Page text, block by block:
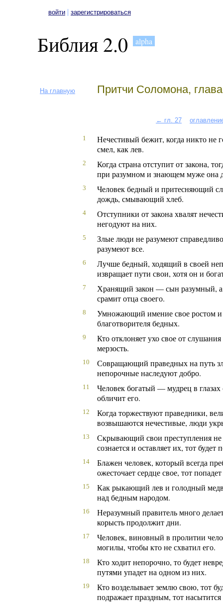
войти | зарегистрироваться
Библия 2.0 alpha
На главную Притчи Соломона,
← гл. 27
1
Нечестивый бежит, когда никто не
смел, как лев.
2
Когда страна отступит от закона,
при разумном и знающем муже она
3
Человек бедный и притесняющий
дождь, смывающий хлеб.
4
Отступники от закона хвалят
негодуют на них.
5
Злые люди не разумеют
разумеют все.
6
Лучше бедный, ходящий в своей
извращает пути свои, хотя он и
7
Хранящий закон — сын разумный,
срамит отца своего.
8
Умножающий имение свое ростом и
благотворителя бедных.
9
Кто отклоняет ухо свое от
мерзость.
10
Совращающий праведных на путь
непорочные наследуют добро.
11
Человек богатый — мудрец в
обличит его.
12
Когда торжествуют праведники,
возвышаются нечестивые, люди
13
Скрывающий свои преступления не
сознается и оставляет их, тот будет
14
Блажен человек, который всегда
ожесточает сердце свое, тот
15
Как рыкающий лев и голодный
над бедным народом.
16
Неразумный правитель много
корысть продолжит дни.
17
Человек, виновный в пролитии
могилы, чтобы кто не схватил его.
18
Кто ходит непорочно, то будет
путями упадет на одном из них.
19
Кто возделывает землю свою, тот
подражает праздным, тот